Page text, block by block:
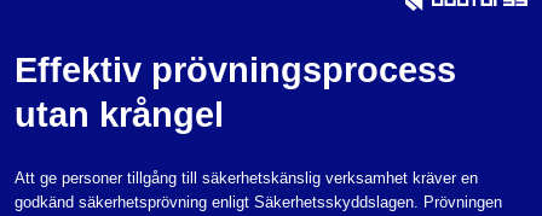
Effektiv prövningsprocess
utan krångel
Att ge personer tillgång till säkerhetskänslig verksamhet kräver en
godkänd säkerhetsprövning enligt Säkerhetsskyddslagen. Prövningen